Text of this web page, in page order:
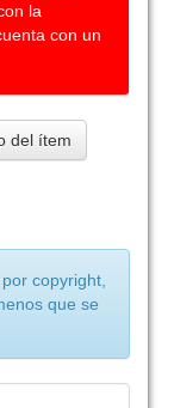
la
con un
del ítem
copyright,
que se